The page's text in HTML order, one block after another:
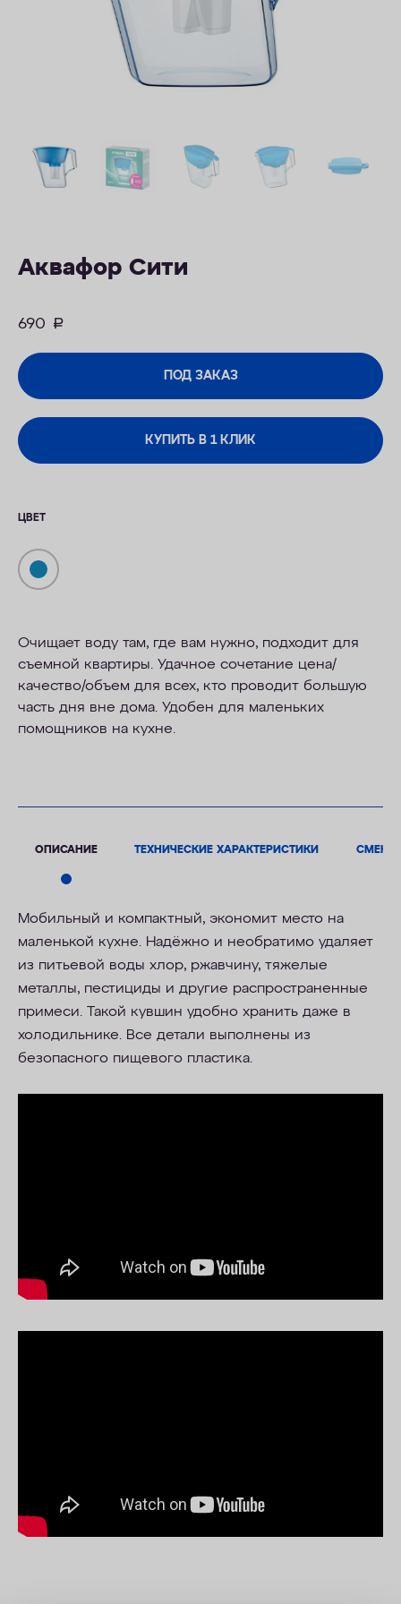
Аквафор Сити
690 руб.
ПОД ЗАКАЗ
КУПИТЬ В 1 КЛИК
ЦВЕТ
Очищает воду там, где вам нужно, подходит для
съемной квартиры. Удачное сочетание цена/
качество/объем для всех, кто проводит большую
часть дня вне дома. Удобен для маленьких
помощников на кухне.
ОПИСАНИЕ ТЕХНИЧЕСКИЕ ХАРАКТЕРИСТИКИ
Мобильный и компактный, экономит место на
маленькой кухне. Надёжно и необратимо удаляет
из питьевой воды хлор, ржавчину, тяжелые
металлы, пестициды и другие распространенные
примеси. Такой кувшин удобно хранить даже в
холодильнике. Все детали выполнены из
безопасного пищевого пластика.